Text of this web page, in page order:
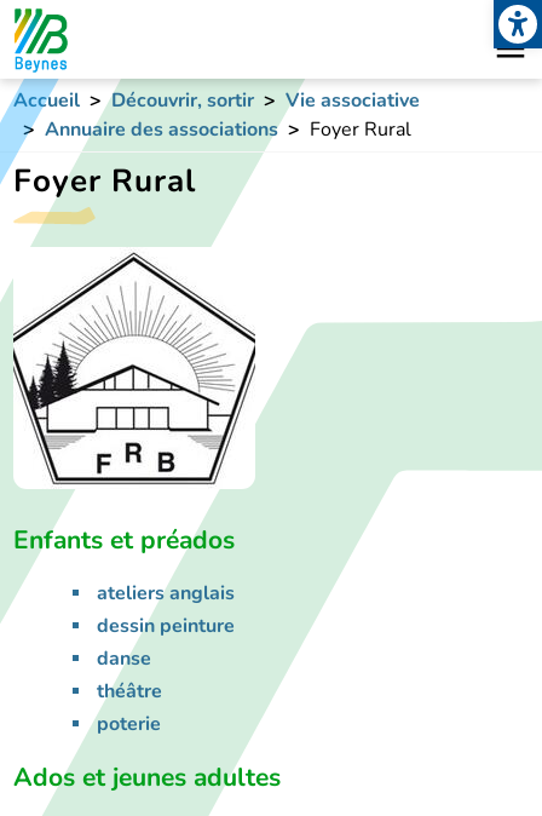
Accueil Découvrir, sortir
Vie associative
Annuaire des associations
Foyer Rural
Foyer Rural
Enfants et préados
ateliers anglais
dessin peinture
danse
théâtre
poterie
Ados et jeunes adultes